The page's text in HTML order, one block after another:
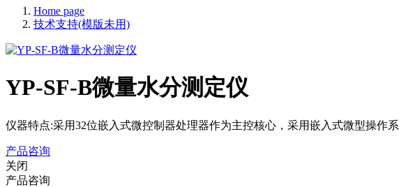
Home page
技术支持(模版未用)
YP-SF-B微量水分测定仪
仪器特点:采用32位嵌入式微控制器处理器作为主控核心，采用嵌入式微型操作
产品咨询
关闭
产品咨询